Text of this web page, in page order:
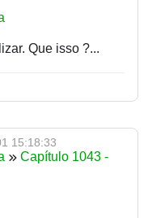
Que isso ?...
15:18:33
Capítulo 1043 -